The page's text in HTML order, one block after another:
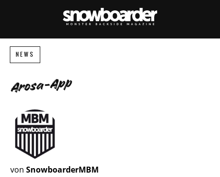
NEWS
Arosa-App
von SnowboarderMBM